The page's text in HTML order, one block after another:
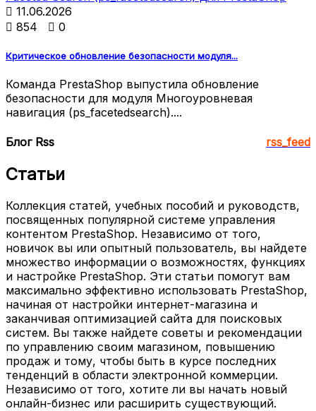
 11.06.2026
 854  0
Критическое обновление безопасности модуля...
Команда PrestaShop выпустила обновление
безопасности для модуля Многоуровневая
навигация (ps_facetedsearch)....
Блог Rss rss_feed
Статьи
Коллекция статей, учебных пособий и руководств,
посвященных популярной системе управления
контентом PrestaShop. Независимо от того,
новичок вы или опытный пользователь, вы найдете
множество информации о возможностях, функциях
и настройке PrestaShop. Эти статьи помогут вам
максимально эффективно использовать PrestaShop,
начиная от настройки интернет-магазина и
заканчивая оптимизацией сайта для поисковых
систем. Вы также найдете советы и рекомендации
по управлению своим магазином, повышению
продаж и тому, чтобы быть в курсе последних
тенденций в области электронной коммерции.
Независимо от того, хотите ли вы начать новый
онлайн-бизнес или расширить существующий.